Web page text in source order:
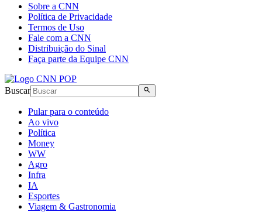
Sobre a CNN
Política de Privacidade
Termos de Uso
Fale com a CNN
Distribuição do Sinal
Faça parte da Equipe CNN
Buscar
Pular para o conteúdo
Ao vivo
Política
Money
WW
Agro
Infra
IA
Esportes
Viagem & Gastronomia